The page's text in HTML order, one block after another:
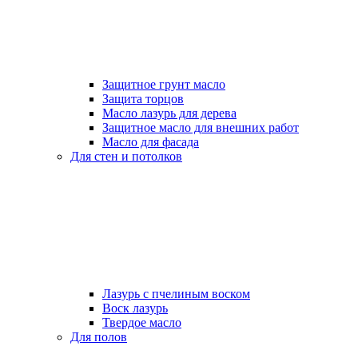
Защитное грунт масло
Защита торцов
Масло лазурь для дерева
Защитное масло для внешних работ
Масло для фасада
Для стен и потолков
Лазурь с пчелиным воском
Воск лазурь
Твердое масло
Для полов